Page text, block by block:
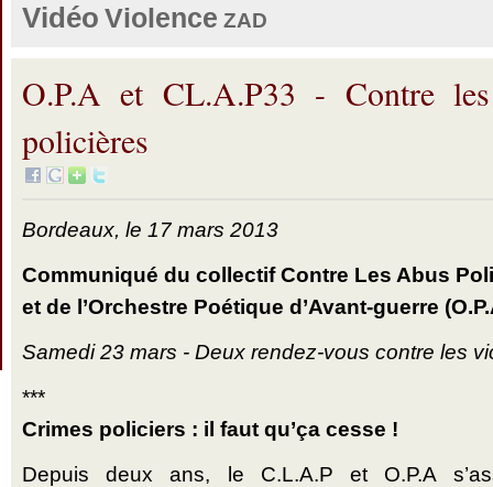
Vidéo Violence ZAD
O.P.A et CL.A.P33 - Contre
policières
Bordeaux, le 17 mars 2013
Communiqué du collectif Contre Les Abus
et de l’Orchestre Poétique d’Avant-guerre
Samedi 23 mars - Deux rendez-vous contre les
***
Crimes policiers : il faut qu’ça cesse !
Depuis deux ans, le C.L.A.P et O.P.A